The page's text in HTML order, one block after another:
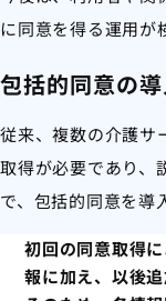
に同意を得る運用が
包括的同意の
従来、複数の介護サ
取得が必要であり、
で、包括的同意を導
初回の同意取得
報に加え、以後